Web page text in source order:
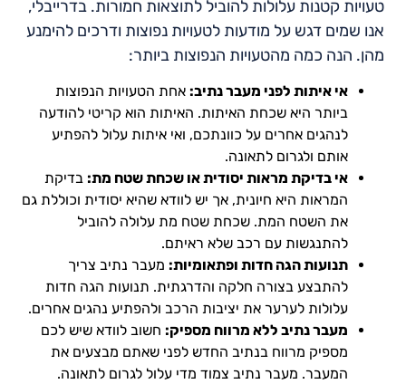
טעויות קטנות עלולות להוביל לתוצאות חמורות. בדרייבלי,
אנו שמים דגש על מודעות לטעויות נפוצות ודרכים להימנע
מהן. הנה כמה מהטעויות הנפוצות ביותר:
אי איתות לפני מעבר נתיב: אחת הטעויות הנפוצות
ביותר היא שכחת האיתות. האיתות הוא קריטי להודעה
לנהגים אחרים על כוונתכם, ואי איתות עלול להפתיע
אותם ולגרום לתאונה.
אי בדיקת מראות יסודית או שכחת שטח מת: בדיקת
המראות היא חיונית, אך יש לוודא שהיא יסודית וכוללת גם
את השטח המת. שכחת שטח מת עלולה להוביל
להתנגשות עם רכב שלא ראיתם.
תנועות הגה חדות ופתאומיות: מעבר נתיב צריך
להתבצע בצורה חלקה והדרגתית. תנועות הגה חדות
עלולות לערער את יציבות הרכב ולהפתיע נהגים אחרים.
מעבר נתיב ללא מרווח מספיק: חשוב לוודא שיש לכם
מספיק מרווח בנתיב החדש לפני שאתם מבצעים את
המעבר. מעבר נתיב צמוד מדי עלול לגרום לתאונה.